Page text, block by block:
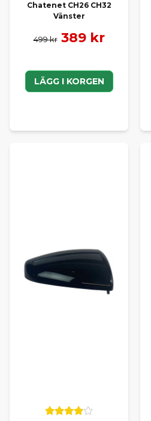
Chatenet CH26 CH32
Vänster
499 kr 389 kr
LÄGG I KORGEN